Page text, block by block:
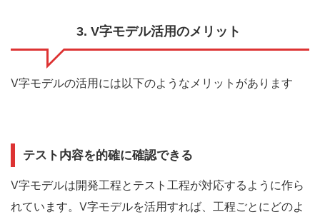
3. V字モデル活用のメリット
V字モデルの活用には以下のようなメリットがあります
テスト内容を的確に確認できる
V字モデルは開発工程とテスト工程が対応するように作ら
れています。V字モデルを活用すれば、工程ごとにどのよ